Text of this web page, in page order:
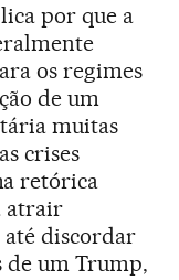
por que a
os regimes
de um
muitas
crises
retórica
atrair
até discordar
de um Trump,